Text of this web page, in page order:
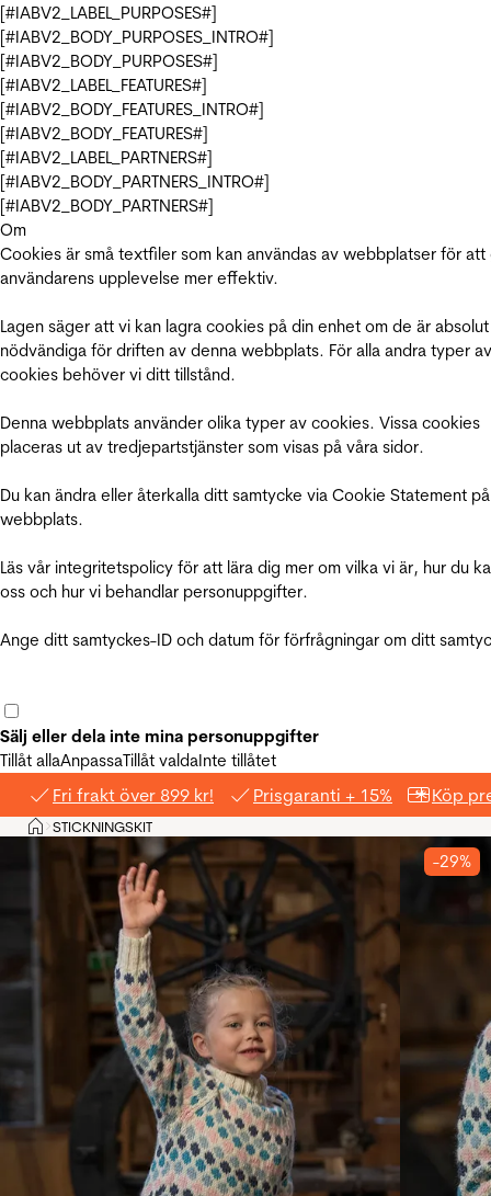
[#IABV2_LABEL_PURPOSES#]
[#IABV2_BODY_PURPOSES_INTRO#]
[#IABV2_BODY_PURPOSES#]
[#IABV2_LABEL_FEATURES#]
[#IABV2_BODY_FEATURES_INTRO#]
[#IABV2_BODY_FEATURES#]
[#IABV2_LABEL_PARTNERS#]
[#IABV2_BODY_PARTNERS_INTRO#]
[#IABV2_BODY_PARTNERS#]
Om
Cookies är små textfiler som kan användas av webbplatser för att
användarens upplevelse mer effektiv.
Lagen säger att vi kan lagra cookies på din enhet om de är absolut
nödvändiga för driften av denna webbplats. För alla andra typer av
cookies behöver vi ditt tillstånd.
Denna webbplats använder olika typer av cookies. Vissa cookies
placeras ut av tredjepartstjänster som visas på våra sidor.
Du kan ändra eller återkalla ditt samtycke via Cookie Statement
webbplats.
Läs vår integritetspolicy för att lära dig mer om vilka vi är, hur du
oss och hur vi behandlar personuppgifter.
Ange ditt samtyckes-ID och datum för förfrågningar om ditt
Sälj eller dela inte mina personuppgifter
Tillåt allaAnpassaTillåt valdaInte tillåtet
Fri frakt över 899 kr! Prisgaranti + 15% Köp
Hem
>STICKNINGSKIT
-29%